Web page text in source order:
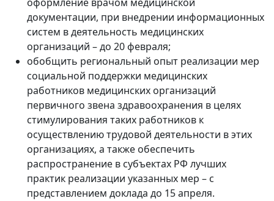
документации, при внедрении информационных
систем в деятельность медицинских
организаций – до 20 февраля;
обобщить региональный опыт реализации мер
социальной поддержки медицинских
работников медицинских организаций
первичного звена здравоохранения в целях
стимулирования таких работников к
осуществлению трудовой деятельности в этих
организациях, а также обеспечить
распространение в субъектах РФ лучших
практик реализации указанных мер – с
представлением доклада до 15 апреля.